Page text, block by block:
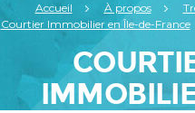
Accueil À propos
Courtier Immobilier en Île-de-France